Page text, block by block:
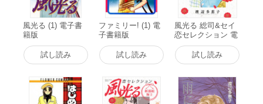
風光る (1) 電子書
籍版
試し読み
ファミリー! (1) 電
子書籍版
試し読み
風光る 総司&セイ
恋セレクション 電
子書籍版
試し読み